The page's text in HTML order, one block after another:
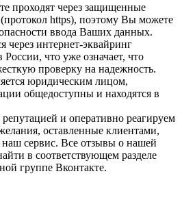
проходят через защищенные
https), поэтому Вы можете
ввода Ваших данных.
через интернет-эквайринг
что уже означает, что
проверку на надежность.
юридическим лицом,
общедоступны и находятся в
и оперативно реагируем
оставленные клиентами,
сервис. Все отзывы о нашей
в соответствующем разделе
группе Вконтакте.